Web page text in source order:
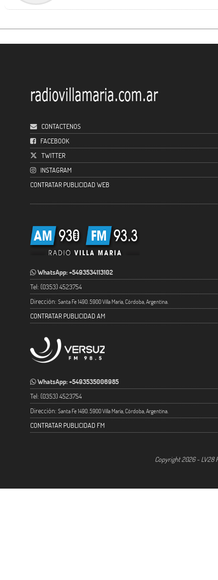
CONTACTENOS
FACEBOOK
TWITTER
INSTAGRAM
CONTRATAR PUBLICIDAD WEB
WhatsApp: +5493534113102
Tel: (0353) 4523754
Dirección: Santa Fe 1490. 5900 Villa María, Córdoba, Argentina.
CONTRATAR PUBLICIDAD AM
WhatsApp: +5493535006985
Tel: (0353) 4523754
Dirección: Santa Fe 1490. 5900 Villa María, Córdoba, Argentina.
CONTRATAR PUBLICIDAD FM
Copyright 2026 - LV28